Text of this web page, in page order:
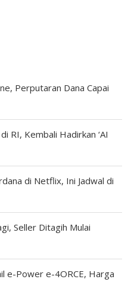
Perputaran Dana Capai
RI, Kembali Hadirkan ‘AI
di Netflix, Ini Jadwal di
Seller Ditagih Mulai
e-Power e-4ORCE, Harga